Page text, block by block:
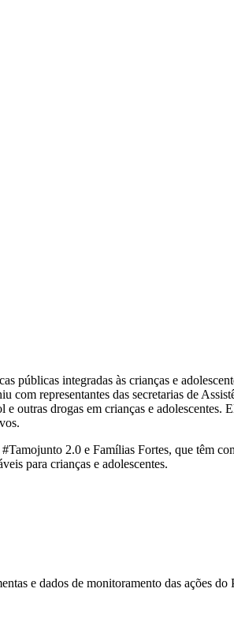
públicas integradas às crianças e
representantes das secretarias de
outras drogas em crianças e
2.0 e Famílias Fortes, que têm
para crianças e adolescentes.
e dados de monitoramento das ações